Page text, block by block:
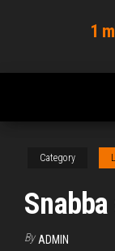
content
1
Category
By ADMIN